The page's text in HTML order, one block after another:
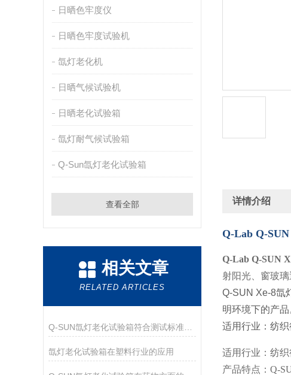
日晒色牢度仪
日晒色牢度试验机
氙灯老化机
日晒气候试验机
日晒老化试验箱
氙灯耐气候试验箱
Q-Sun氙灯老化试验箱
查看全部
相关文章
RELATED ARTICLES
Q-SUN氙灯老化试验箱符合测试标准列表
氙灯老化试验箱在塑料行业的应用
详情介绍
Q-Lab Q-
Q-Lab Q-SUN
射阳光、窗玻
Q-SUN Xe-8氙
明环境下的产品
适用行业：纺
适用行业：纺
产品特点：Q-